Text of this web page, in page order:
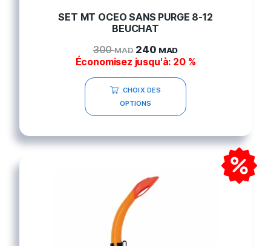
SET MT OCEO SANS PURGE 8-12
BEUCHAT
300MAD 240 MAD
Économisez jusqu'à: 20 %
CHOIX DES
OPTIONS